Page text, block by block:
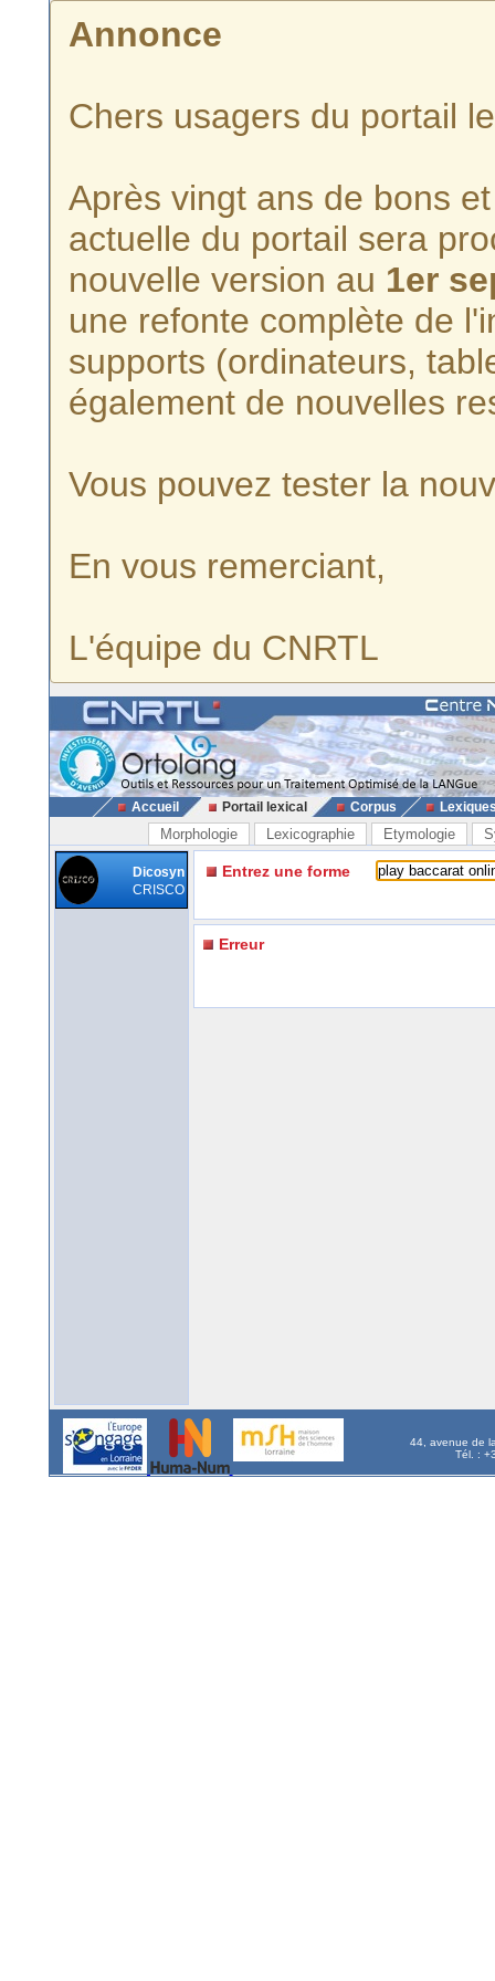
Annonce
Chers usagers du portail
Après vingt ans de bons
actuelle du portail sera
nouvelle version au 1er
une refonte complète de
supports (ordinateurs,
également de nouvelles
Vous pouvez tester la
En vous remerciant,
L'équipe du CNRTL
Accueil Portail lexical Corpus
Morphologie Lexicographie Etymologie
Dicosyn
CRISCO
Entrez une forme
Erreur
44, avenue de
Tél. :